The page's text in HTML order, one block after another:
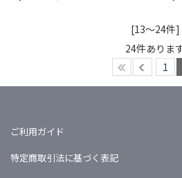
[13～24件]
24件ありま
1
ご利用ガイド
特定商取引法に基づく表記